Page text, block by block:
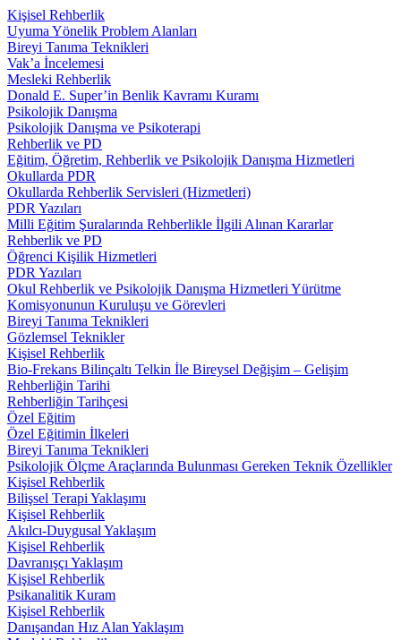
Kişisel Rehberlik
Uyuma Yönelik Problem Alanları
Bireyi Tanıma Teknikleri
Vak’a İncelemesi
Mesleki Rehberlik
Donald E. Super’in Benlik Kavramı Kuramı
Psikolojik Danışma
Psikolojik Danışma ve Psikoterapi
Rehberlik ve PD
Eğitim, Öğretim, Rehberlik ve Psikolojik Danışma Hizmetleri
Okullarda PDR
Okullarda Rehberlik Servisleri (Hizmetleri)
PDR Yazıları
Milli Eğitim Şuralarında Rehberlikle İlgili Alınan Kararlar
Rehberlik ve PD
Öğrenci Kişilik Hizmetleri
PDR Yazıları
Okul Rehberlik ve Psikolojik Danışma Hizmetleri Yürütme
Komisyonunun Kuruluşu ve Görevleri
Bireyi Tanıma Teknikleri
Gözlemsel Teknikler
Kişisel Rehberlik
Bio-Frekans Bilinçaltı Telkin İle Bireysel Değişim – Gelişim
Rehberliğin Tarihi
Rehberliğin Tarihçesi
Özel Eğitim
Özel Eğitimin İlkeleri
Bireyi Tanıma Teknikleri
Psikolojik Ölçme Araçlarında Bulunması Gereken Teknik Özellikler
Kişisel Rehberlik
Bilişsel Terapi Yaklaşımı
Kişisel Rehberlik
Akılcı-Duygusal Yaklaşım
Kişisel Rehberlik
Davranışçı Yaklaşım
Kişisel Rehberlik
Psikanalitik Kuram
Kişisel Rehberlik
Danışandan Hız Alan Yaklaşım